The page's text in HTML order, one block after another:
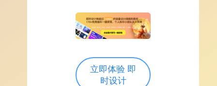
立即体验 即
时设计